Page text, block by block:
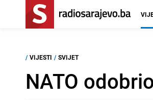
/ VIJESTI / SVIJET
NATO